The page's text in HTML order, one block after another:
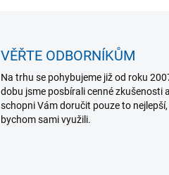
VĚŘTE ODBORNÍKŮM
Na trhu se pohybujeme již od roku
dobu jsme posbírali cenné zkušenosti
schopni Vám doručit pouze to
bychom sami využili.